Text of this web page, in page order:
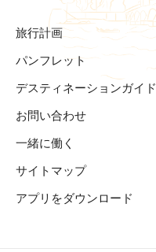
旅行計画
パンフレット
デスティネーションガイド
お問い合わせ
一緒に働く
サイトマップ
アプリをダウンロード